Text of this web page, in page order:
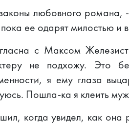
любовного романа,
ее одарят милостью и
с Максом
не подхожу. Это
я ему глаза
Пошла-ка я клеить
когда увидел, как она